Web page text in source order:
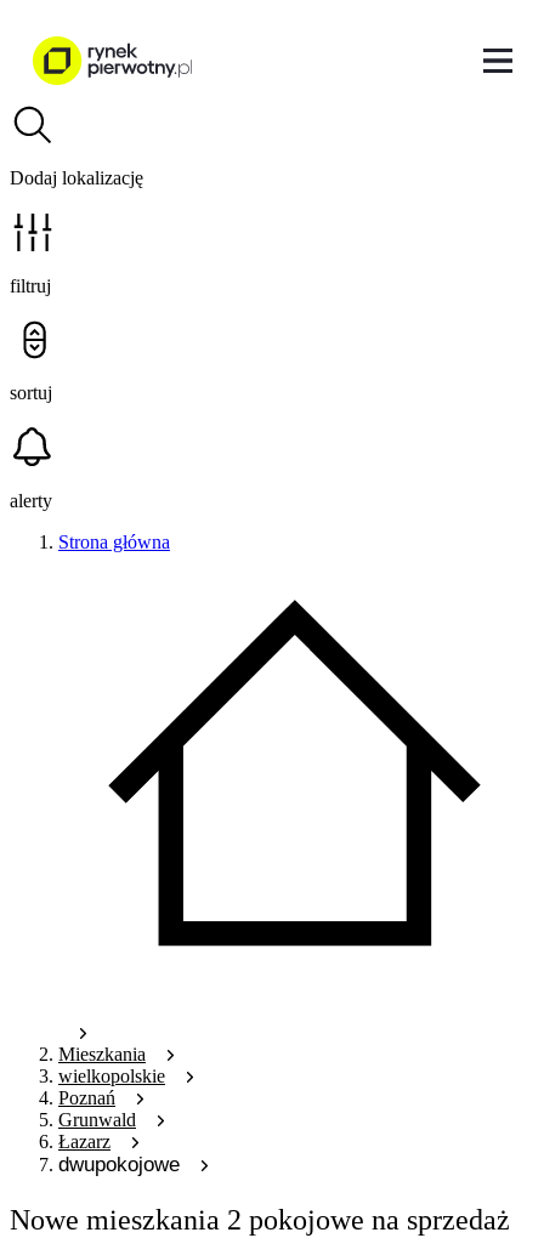
Dodaj lokalizację
filtruj
sortuj
alerty
Strona główna
Mieszkania
wielkopolskie
Poznań
Grunwald
Łazarz
dwupokojowe
Nowe mieszkania 2 pokojowe na sprzedaż